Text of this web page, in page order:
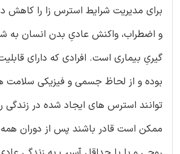
برای مدیریت شرایط استرس زا را
و اضطراب، واکنش عادیِ بدن انسان به
گیریِ بیماری است. افرادی که دارای
بوده و از لحاظ جسمی و فیزیکی سلامت
توانند استرس های ایجاد شده در زندگی
ممکن است قادر باشند پس از دوران